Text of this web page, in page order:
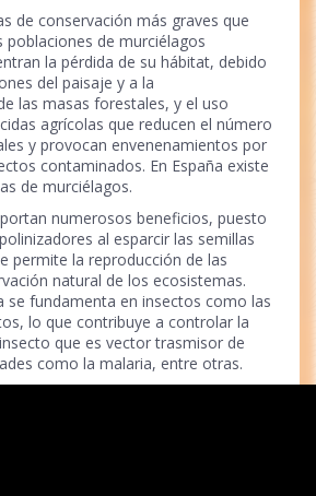
de conservación más graves que
poblaciones de murciélagos
la pérdida de su hábitat, debido
del paisaje y a la
las masas forestales, y el uso
agrícolas que reducen el número
y provocan envenenamientos por
contaminados. En España existe
de murciélagos.
numerosos beneficios, puesto
al esparcir las semillas
permite la reproducción de las
natural de los ecosistemas.
se fundamenta en insectos como las
lo que contribuye a controlar la
que es vector trasmisor de
como la malaria, entre otras.